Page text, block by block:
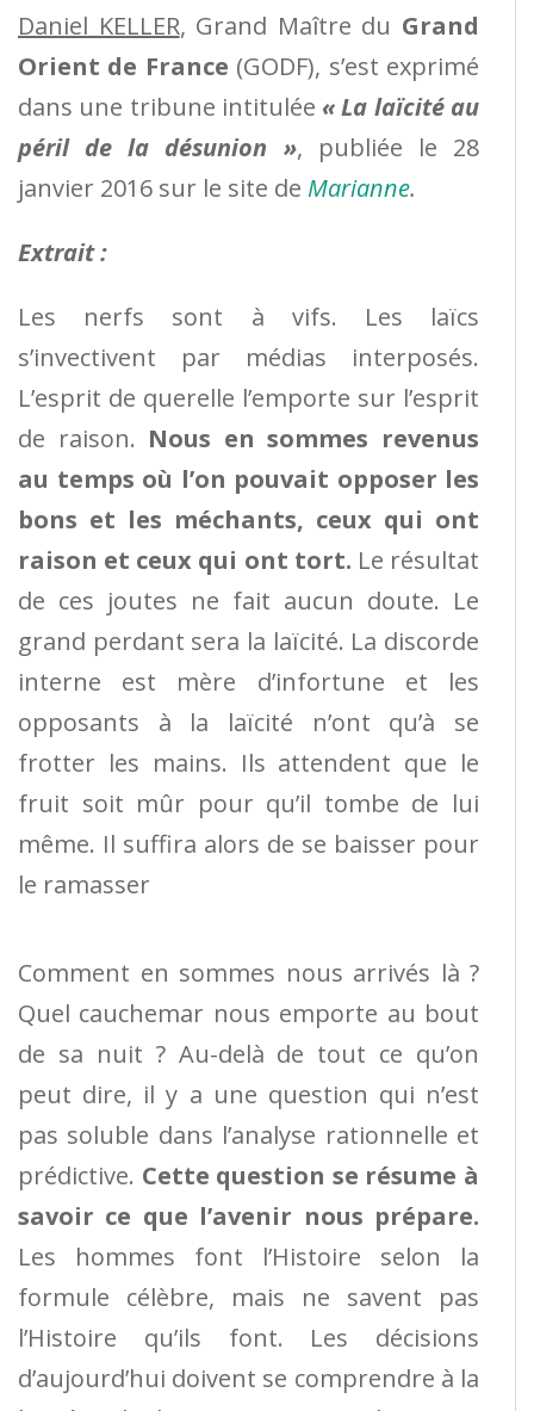
Daniel KELLER, Grand Maître du Grand
Orient de France (GODF), s’est exprimé
dans une tribune intitulée« La laïcité au
péril de la désunion », publiée le 28
janvier 2016 sur le site de Marianne.
Extrait :
Les nerfs sont à vifs. Les laïcs
s’invectivent par médias interposés.
L’esprit de querelle l’emporte sur l’esprit
de raison. Nous en sommes revenus
au temps où l’on pouvait opposer les
bons et les méchants, ceux qui ont
raison et ceux qui ont tort. Le résultat
de ces joutes ne fait aucun doute. Le
grand perdant sera la laïcité. La discorde
interne est mère d’infortune et les
opposants à la laïcité n’ont qu’à se
frotter les mains. Ils attendent que le
fruit soit mûr pour qu’il tombe de lui
même. Il suffira alors de se baisser pour
le ramasser
Comment en sommes nous arrivés là ?
Quel cauchemar nous emporte au bout
de sa nuit ? Au-delà de tout ce qu’on
peut dire, il y a une question qui n’est
pas soluble dans l’analyse rationnelle et
prédictive. Cette question se résume à
savoir ce que l’avenir nous prépare.
Les hommes font l’Histoire selon la
formule célèbre, mais ne savent pas
l’Histoire qu’ils font. Les décisions
d’aujourd’hui doivent se comprendre à la